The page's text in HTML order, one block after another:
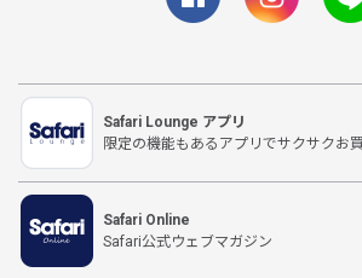
Safari Lounge アプリ
限定の機能もあるアプリでサクサクお
Safari Online
Safari公式ウェブマガジン